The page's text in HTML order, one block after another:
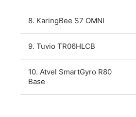
8. KaringBee S7 OMNI
9. Tuvio TR06HLCB
10. Atvel SmartGyro R80
Base